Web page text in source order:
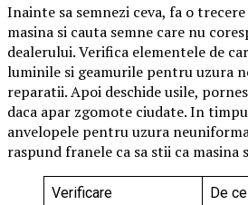
Inainte sa semnezi ceva, fa o
masina si cauta semne care nu
dealerului. Verifica elementele de
luminile si geamurile pentru uzura
reparatii. Apoi deschide usile,
daca apar zgomote ciudate. In
anvelopele pentru uzura
raspund franele ca sa stii ca masina
Verificare De